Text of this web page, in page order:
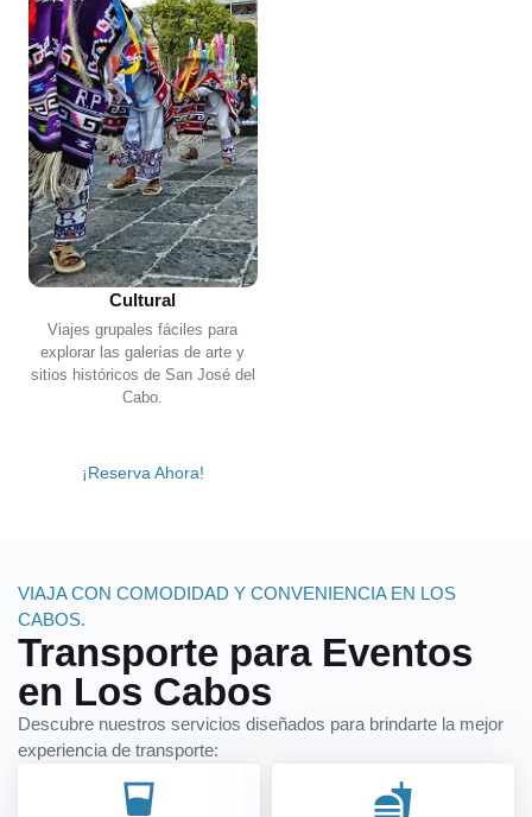
Cultural
Viajes grupales fáciles para
explorar las galerías de arte y
sitios históricos de San José del
Cabo.
¡Reserva Ahora!
VIAJA CON COMODIDAD Y CONVENIENCIA EN LOS
CABOS.
Transporte para Eventos
en Los Cabos
Descubre nuestros servicios diseñados para brindarte la mejor
experiencia de transporte: